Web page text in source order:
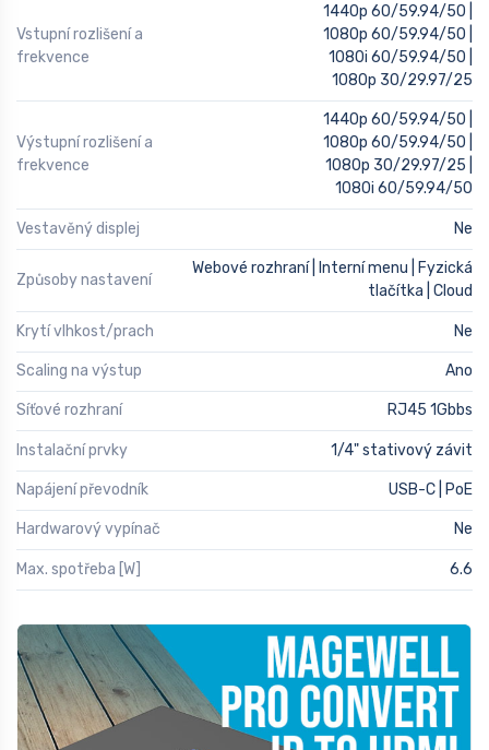
Vstupní rozlišení a
frekvence
1440p 60/59.94/50 |
1080p 60/59.94/50 |
1080i 60/59.94/50 |
1080p 30/29.97/25
Výstupní rozlišení a
frekvence
1440p 60/59.94/50 |
1080p 60/59.94/50 |
1080p 30/29.97/25 |
1080i 60/59.94/50
Vestavěný displej Ne
Způsoby nastavení
Webové rozhraní | Interní menu | Fyzická
tlačítka | Cloud
Krytí vlhkost/prach Ne
Scaling na výstup Ano
Síťové rozhraní RJ45 1Gbbs
Instalační prvky 1/4" stativový závit
Napájení převodník USB-C | PoE
Hardwarový vypínač Ne
Max. spotřeba [W] 6.6